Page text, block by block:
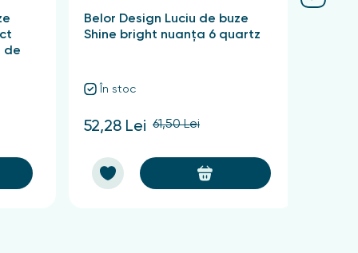
de
Belor Design Luciu de buze
Shine bright nuanța 6 quartz
În stoc
52,28 Lei 61,50 Lei